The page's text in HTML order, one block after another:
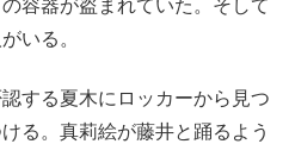
容器が盗まれていた。そして
いる。
する夏木にロッカーから見つ
る。真莉絵が藤井と踊るよう